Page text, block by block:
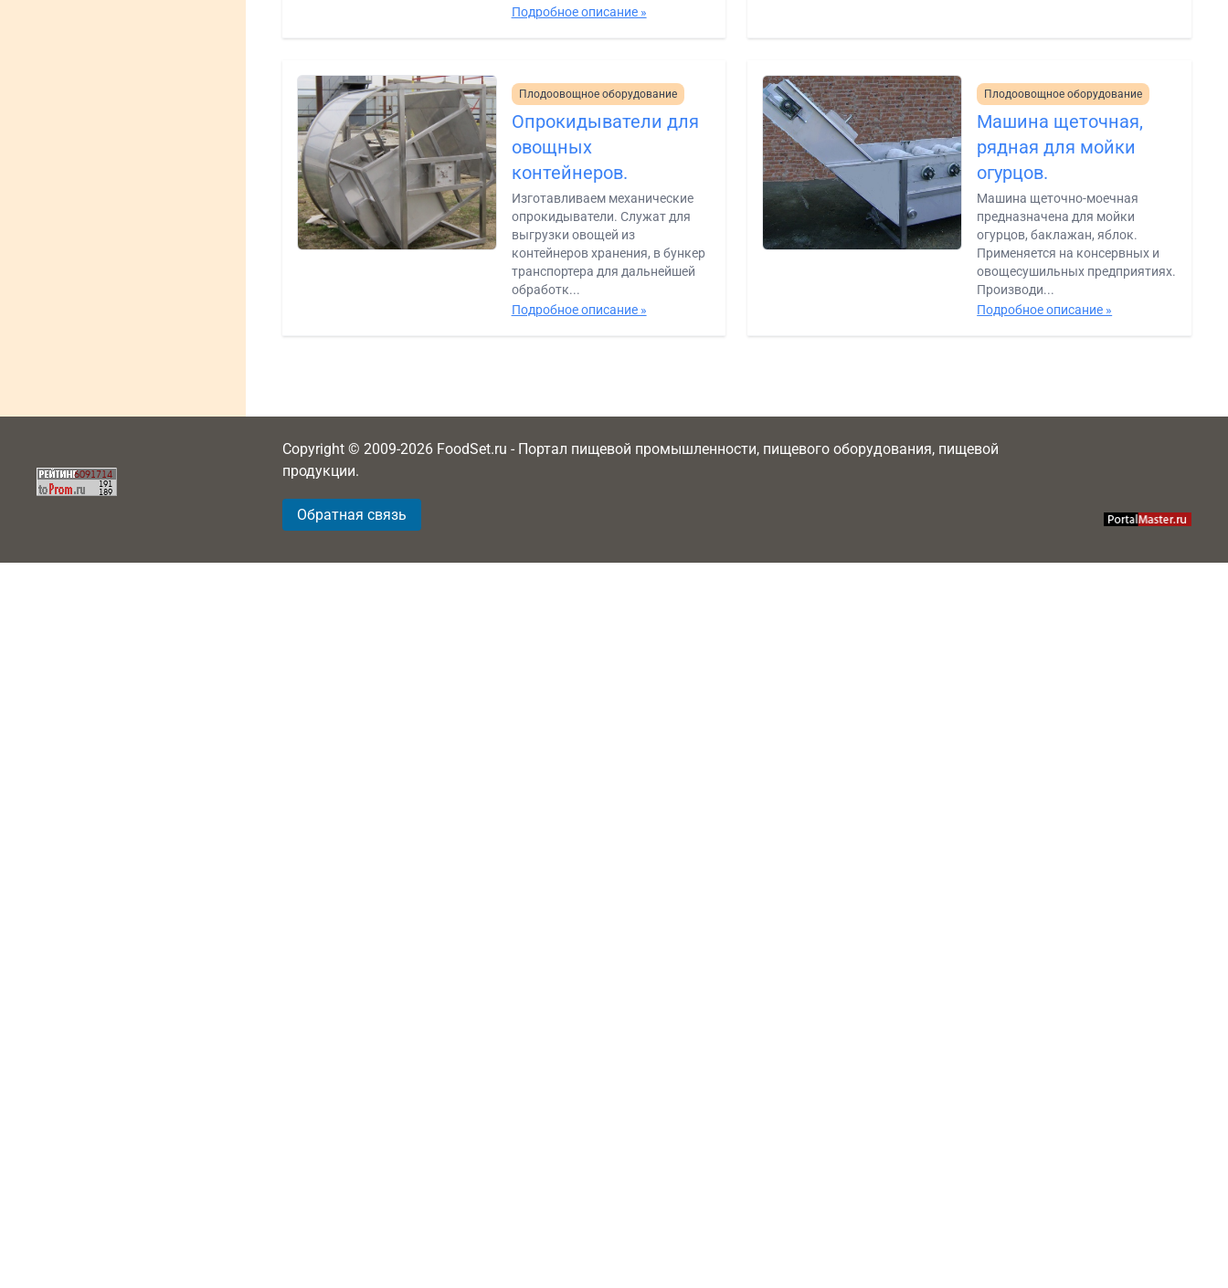
Подробное описание »
Плодоовощное оборудование
Опрокидыватели для
овощных
контейнеров.
Изготавливаем механические
опрокидыватели. Служат для
выгрузки овощей из
контейнеров хранения, в бункер
транспортера для дальнейшей
обработк...
Подробное описание »
Плодоовощное оборудование
Машина щеточная,
рядная для мойки
огурцов.
Машина щеточно-моечная
предназначена для мойки
огурцов, баклажан, яблок.
Применяется на консервных и
овощесушильных предприятиях.
Производи...
Подробное описание »
Copyright © 2009-2026 FoodSet.ru - Портал пищевой промышленности, пищевого оборудования, пищевой
продукции.
Обратная связь